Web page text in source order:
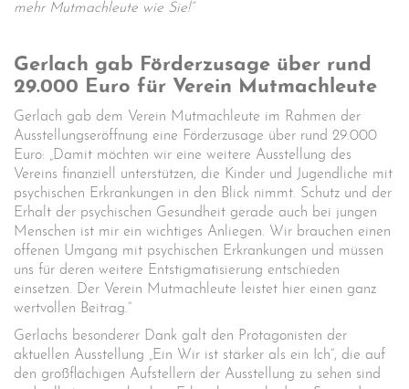
mehr Mutmachleute wie Sie!“
Gerlach gab Förderzusage über rund
29.000 Euro für Verein Mutmachleute
Gerlach gab dem Verein Mutmachleute im Rahmen der
Ausstellungseröffnung eine Förderzusage über rund 29.000
Euro: „Damit möchten wir eine weitere Ausstellung des
Vereins finanziell unterstützen, die Kinder und Jugendliche mit
psychischen Erkrankungen in den Blick nimmt. Schutz und der
Erhalt der psychischen Gesundheit gerade auch bei jungen
Menschen ist mir ein wichtiges Anliegen. Wir brauchen einen
offenen Umgang mit psychischen Erkrankungen und müssen
uns für deren weitere Entstigmatisierung entschieden
einsetzen. Der Verein Mutmachleute leistet hier einen ganz
wertvollen Beitrag.“
Gerlachs besonderer Dank galt den Protagonisten der
aktuellen Ausstellung „Ein Wir ist stärker als ein Ich“, die auf
den großflächigen Aufstellern der Ausstellung zu sehen sind